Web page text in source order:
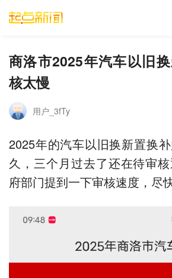
商洛市2025年汽车以旧
核太慢
用户_3fTy
2025年的汽车以旧换新置换
久，三个月过去了还在待审
府部门提到一下审核速度，尽